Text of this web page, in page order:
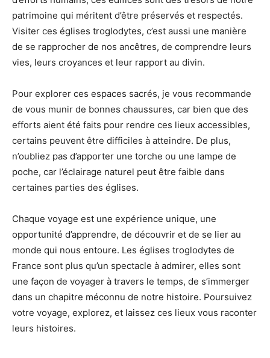
patrimoine qui méritent d’être préservés et respectés.
Visiter ces églises troglodytes, c’est aussi une manière
de se rapprocher de nos ancêtres, de comprendre leurs
vies, leurs croyances et leur rapport au divin.
Pour explorer ces espaces sacrés, je vous recommande
de vous munir de bonnes chaussures, car bien que des
efforts aient été faits pour rendre ces lieux accessibles,
certains peuvent être difficiles à atteindre. De plus,
n’oubliez pas d’apporter une torche ou une lampe de
poche, car l’éclairage naturel peut être faible dans
certaines parties des églises.
Chaque voyage est une expérience unique, une
opportunité d’apprendre, de découvrir et de se lier au
monde qui nous entoure. Les églises troglodytes de
France sont plus qu’un spectacle à admirer, elles sont
une façon de voyager à travers le temps, de s’immerger
dans un chapitre méconnu de notre histoire. Poursuivez
votre voyage, explorez, et laissez ces lieux vous raconter
leurs histoires.